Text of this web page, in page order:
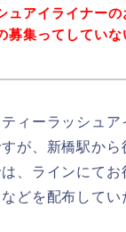
ュアイライナーの
募集ってしていな
ィーラッシュア
が、新橋駅から
、ラインにてお
どを配布してい